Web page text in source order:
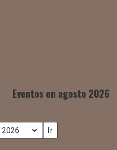
Eventos en agosto 2026